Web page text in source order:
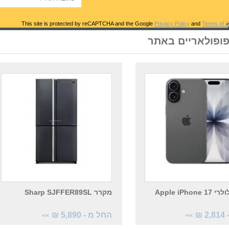
Privacy Policy and Terms of
באתר
טלפון סלולרי Apple iPhone 17
>>
מקרר Sharp SJFFER89SL
החל מ - 5,890 ₪ >>